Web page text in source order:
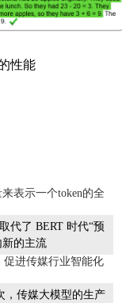
性能
表示一个token的全
代了 BERT 时代“预
新的主流
进传媒行业智能化
，传媒大模型的生产